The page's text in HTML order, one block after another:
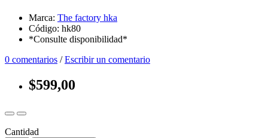
Marca: The factory hka
Código: hk80
*Consulte disponibilidad*
0 comentarios /Escribir un comentario
$599,00
Cantidad